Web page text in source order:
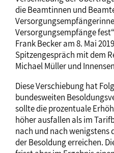
die Beamtinnen und
Versorgungsempfänge
Frank Becker am 8. Mai
Spitzengespräch mit dem
Michael Müller und
Diese Verschiebung hat
bundesweiten
sollte die prozentuale
höher ausfallen als im
nach und nach wenigstens
der Besoldung erreichen.